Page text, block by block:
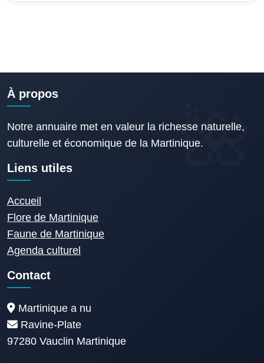
À propos
Notre annuaire met en valeur la richesse naturelle,
culturelle et économique de la Martinique.
Liens utiles
Accueil
Flore de Martinique
Faune de Martinique
Agenda culturel
Contact
Martinique a nu
Ravine-Plate
97280 Vauclin Martinique